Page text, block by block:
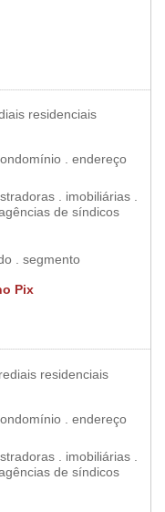
residenciais
. endereço
. imobiliárias .
de síndicos
. segmento
Pix
residenciais
. endereço
. imobiliárias .
de síndicos